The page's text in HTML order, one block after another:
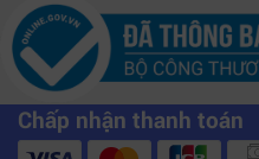
Chấp nhận thanh toán